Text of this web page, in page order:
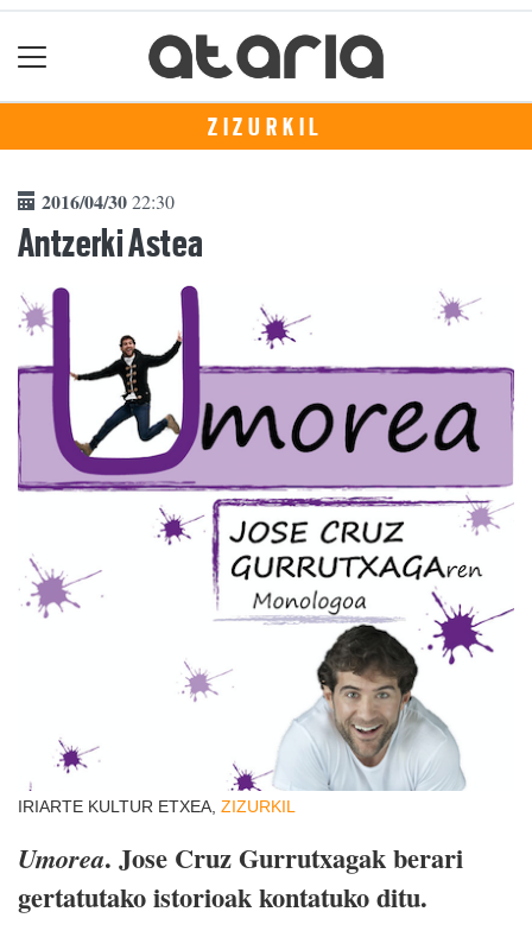
ZIZURKIL
2016/04/3022:30
Antzerki Astea
IRIARTE KULTUR ETXEA, ZIZURKIL
Umorea. Jose Cruz Gurrutxagak berari
gertatutako istorioak kontatuko ditu.